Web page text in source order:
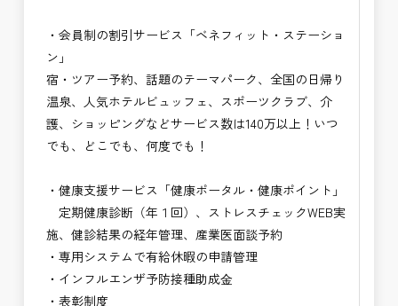
・会員制の割引サービス「ベネフィット・ステーショ
ン」
宿・ツアー予約、話題のテーマパーク、全国の日帰り
温泉、人気ホテルビュッフェ、スポーツクラブ、介
護、ショッピングなどサービス数は140万以上！いつ
でも、どこでも、何度でも！
・健康支援サービス「健康ポータル・健康ポイント」
定期健康診断（年１回）、ストレスチェックWEB実
施、健診結果の経年管理、産業医面談予約
・専用システムで有給休暇の申請管理
・インフルエンザ予防接種助成⾦
・表彰制度